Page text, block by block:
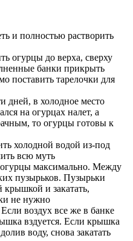
и полностью растворить
огурцы до верха, сверху
банки прикрыть
поставить тарелочки для
дней, в холодное место
на огурцах налет, а
то огурцы готовы к
холодной водой из-под
всю муть
максимально. Между
пузырьков. Пузырьки
крышкой и закатать,
не нужно
воздух все же в банке
вздуется. Если крышка
воду, снова закатать